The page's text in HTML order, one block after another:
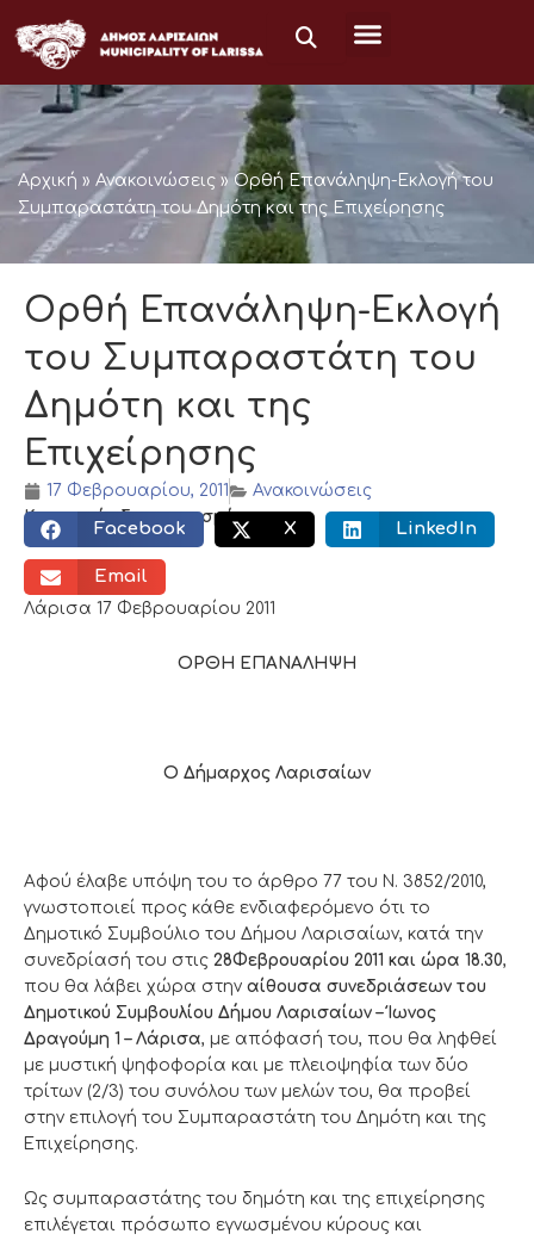
στο
περιεχόμενο
Αρχική » Ανακοινώσεις » Ορθή Επανάληψη-Εκλογή του
Συμπαραστάτη του Δημότη και της Επιχείρησης
Ορθή Επανάληψη-Εκλογή
του Συμπαραστάτη του
Δημότη και της
Επιχείρησης
17 Φεβρουαρίου, 2011
Ανακοινώσεις
Κοινωνικός διαμοιρασμός:
Facebook X LinkedIn
Email
Λάρισα 17 Φεβρουαρίου 2011
ΟΡΘΗ ΕΠΑΝΑΛΗΨΗ
Ο Δήμαρχος Λαρισαίων
Αφού έλαβε υπόψη του το άρθρο 77 του Ν. 3852/2010,
γνωστοποιεί προς κάθε ενδιαφερόμενο ότι το
Δημοτικό Συμβούλιο του Δήμου Λαρισαίων, κατά την
συνεδρίασή του στις 28Φεβρουαρίου 2011 και ώρα 18.30,
που θα λάβει χώρα στην αίθουσα συνεδριάσεων του
Δημοτικού Συμβουλίου Δήμου Λαρισαίων – Ίωνος
Δραγούμη 1 – Λάρισα, με απόφασή του, που θα ληφθεί
με μυστική ψηφοφορία και με πλειοψηφία των δύο
τρίτων (2/3) του συνόλου των μελών του, θα προβεί
στην επιλογή του Συμπαραστάτη του Δημότη και της
Επιχείρησης.
Ως συμπαραστάτης του δημότη και της επιχείρησης
επιλέγεται πρόσωπο εγνωσμένου κύρους και